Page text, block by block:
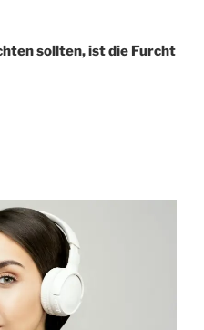
sollten, ist die Furcht